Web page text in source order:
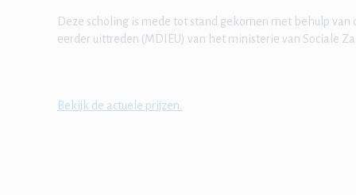
Deze scholing is mede tot stand gekomen met behulp
eerder uittreden (MDIEU) van het ministerie van Sociale
Bekijk de actuele prijzen.